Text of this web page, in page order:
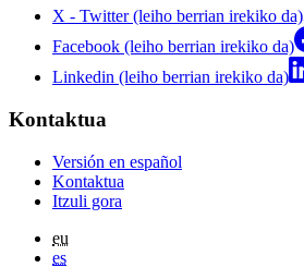
X - Twitter (leiho berrian irekiko da)
Facebook (leiho berrian irekiko da)
Linkedin (leiho berrian irekiko da)
Kontaktua
Versión en español
Kontaktua
Itzuli gora
eu
es